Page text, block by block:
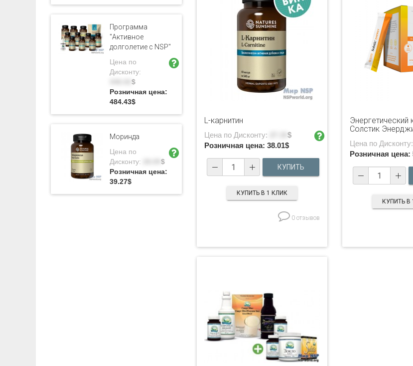
L-карнитин
Цена по Дисконту:
$
Розничная цена: 38.01$
КУПИТЬ В 1 КЛИК
0 отзывов
Энергетический
Солстик
Цена по Дисконту:
Розничная цена:
КУПИТЬ В
Программа
"Активное
долголетие с NSP"
Цена по
Дисконту:
$
Розничная цена:
484.43$
Моринда
Цена по
Дисконту:
$
Розничная цена:
39.27$